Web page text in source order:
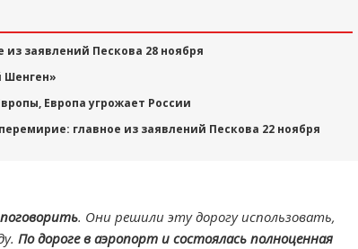
заявлений Пескова 28 ноября
Шенген»
Европа угрожает России
главное из заявлений Пескова 22 ноября
. Они решили эту дорогу использовать,
По дороге в аэропорт и состоялась полноценная